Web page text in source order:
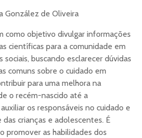
González de Oliveira
como objetivo divulgar informações
científicas para a comunidade em
sociais, buscando esclarecer dúvidas
comuns sobre o cuidado em
para uma melhora na
o recém-nascido até a
os responsáveis no cuidado e
crianças e adolescentes. É
promover as habilidades dos